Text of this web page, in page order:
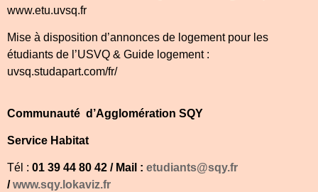
www.etu.uvsq.fr
Mise à disposition d’annonces de logement pour les
étudiants de l’USVQ & Guide logement :
uvsq.studapart.com/fr/
Communauté d’Agglomération SQY
Service Habitat
Tél : 01 39 44 80 42 / Mail : etudiants@sqy.fr
/www.sqy.lokaviz.fr